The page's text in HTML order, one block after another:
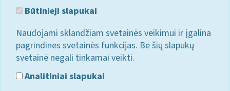
Būtinieji slapukai
Naudojami sklandžiam svetainės veikimui ir įgalina
pagrindines svetainės funkcijas. Be šių slapukų
svetainė negali tinkamai veikti.
Analitiniai slapukai